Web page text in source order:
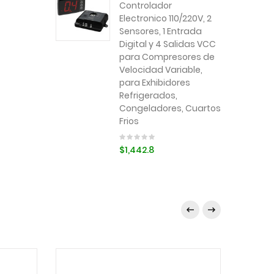
Controlador
Electronico 110/220V, 2
Sensores, 1 Entrada
Digital y 4 Salidas VCC
para Compresores de
Velocidad Variable,
para Exhibidores
Refrigerados,
Congeladores, Cuartos
Frios
$1,442.8